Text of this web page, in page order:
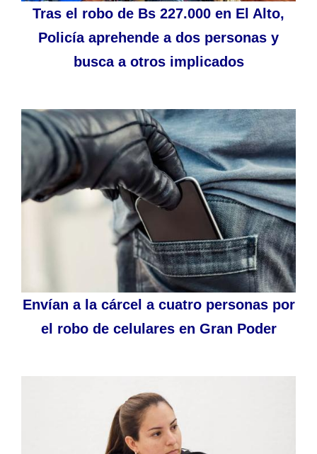
Tras el robo de Bs 227.000 en El Alto,
Policía aprehende a dos personas y
busca a otros implicados
Envían a la cárcel a cuatro personas por
el robo de celulares en Gran Poder